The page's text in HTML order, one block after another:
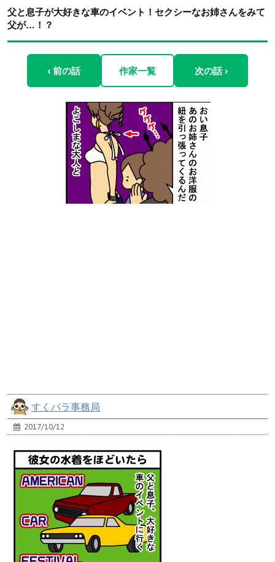
父と息子が大好きな車のイベント！セクシーなお姉さんをみて
父が…！？
‹ 前の話 作家一覧 次の話 ›
すくパラ事務局
2017/10/12